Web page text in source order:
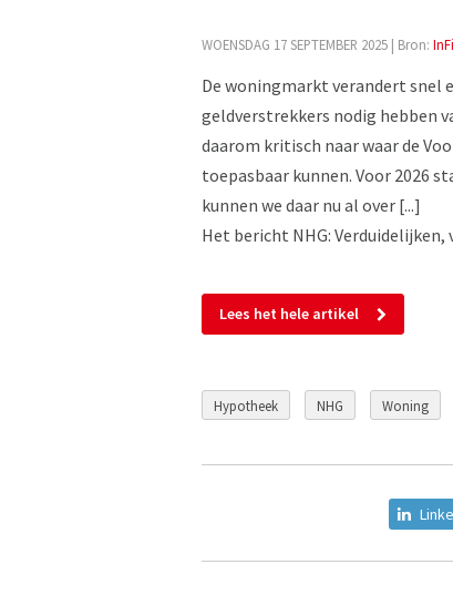
WOENSDAG 17 SEPTEMBER 2025 | Bron:
De woningmarkt verandert snel
geldverstrekkers nodig hebben
daarom kritisch naar waar de
toepasbaar kunnen. Voor 2026
kunnen we daar nu al over [...]
Het bericht NHG:
Lees het hele artikel
Hypotheek NHG Woning